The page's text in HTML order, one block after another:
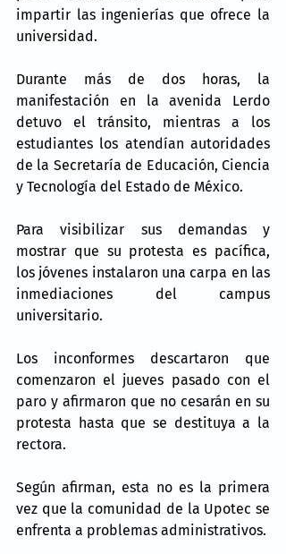
impartir las ingenierías que ofrece la
universidad.
Durante más de dos horas, la
manifestación en la avenida Lerdo
detuvo el tránsito, mientras a los
estudiantes los atendían autoridades
de la Secretaría de Educación, Ciencia
y Tecnología del Estado de México.
Para visibilizar sus demandas y
mostrar que su protesta es pacífica,
los jóvenes instalaron una carpa en las
inmediaciones del campus
universitario.
Los inconformes descartaron que
comenzaron el jueves pasado con el
paro y afirmaron que no cesarán en su
protesta hasta que se destituya a la
rectora.
Según afirman, esta no es la primera
vez que la comunidad de la Upotec se
enfrenta a problemas administrativos.